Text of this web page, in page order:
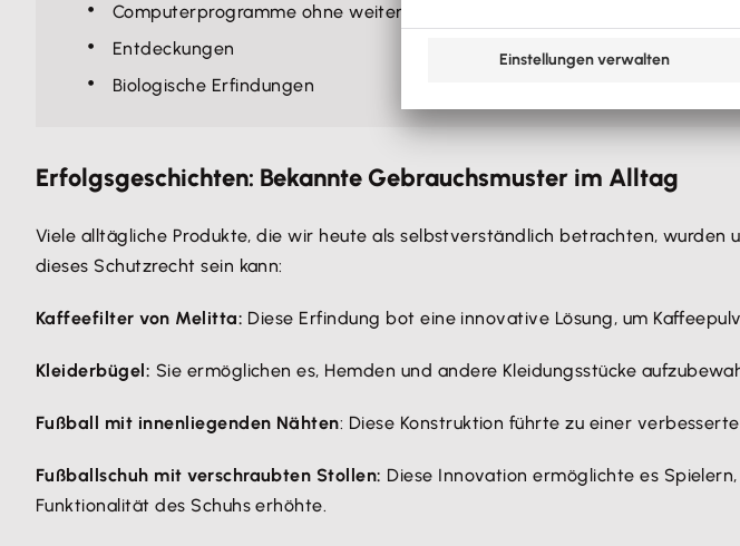
Computerprogramme ohne weiteren technischen Beitrag
Entdeckungen
Biologische Erfindungen
Erfolgsgeschichten: Bekannte Gebrauchsmuster im Alltag
Viele alltägliche Produkte, die wir heute als selbstverständlich betrachten, wurden
dieses Schutzrecht sein kann:
Kaffeefilter von Melitta: Diese Erfindung bot eine innovative Lösung, um
Kleiderbügel: Sie ermöglichen es, Hemden und andere Kleidungsstücke
Fußball mit innenliegenden Nähten: Diese Konstruktion führte zu einer
Fußballschuh mit verschraubten Stollen: Diese Innovation ermöglichte es
Funktionalität des Schuhs erhöhte.